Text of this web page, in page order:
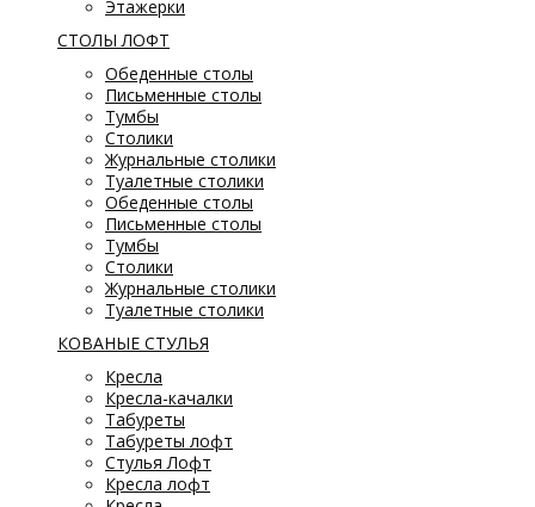
Этажерки
СТОЛЫ ЛОФТ
Обеденные столы
Письменные столы
Тумбы
Столики
Журнальные столики
Туалетные столики
Обеденные столы
Письменные столы
Тумбы
Столики
Журнальные столики
Туалетные столики
КОВАНЫЕ СТУЛЬЯ
Кресла
Кресла-качалки
Табуреты
Табуреты лофт
Стулья Лофт
Кресла лофт